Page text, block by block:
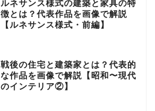
ルネサンス様式の建築と家具の特
徴とは？代表作品を画像で解説
【ルネサンス様式・前編】
戦後の住宅と建築家とは？代表的
な作品を画像で解説【昭和〜現代
のインテリア②】